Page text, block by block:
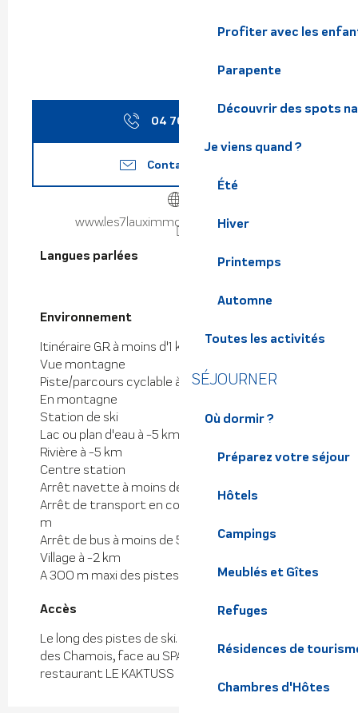
Profiter avec les
Parapente
Découvrir des spots
Je viens quand ?
Été
Hiver
Printemps
Automne
Toutes les activités
SÉJOURNER
Où dormir ?
Préparez votre séjour
Hôtels
Campings
Meublés et Gîtes
Refuges
Résidences de
Chambres d'Hôtes
04 76 78 31
Contactez-nous
www.les7lauximmobilierservices.com
Langues parlées
Langues parlées
Environnement
Environnement
Itinéraire G.R. à moins d'1 km
Vue montagne
Piste/parcours cyclable à moins de 500 m
En montagne
Station de ski
Lac ou plan d'eau à -5 km
Rivière à -5 km
Centre station
Arrêt navette à moins de 300 m
Arrêt de transport en commun à moins de 500
m
Arrêt de bus à moins de 500 m
Village à -2 km
A 300 m maxi des pistes
Accès
Accès
Le long des pistes de ski. Au départ du télésiège
des Chamois, face au SPA et à coté du
restaurant LE KAKTUSS